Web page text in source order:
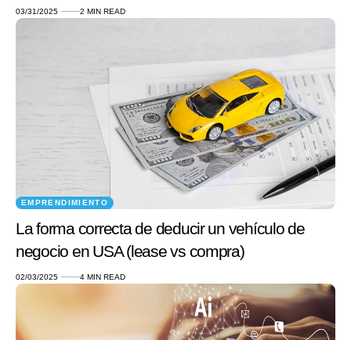
03/31/2025 2 MIN READ
EMPRENDIMIENTO
La forma correcta de deducir un vehículo de
negocio en USA (lease vs compra)
02/03/2025 4 MIN READ